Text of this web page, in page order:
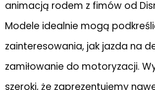
animacją rodem z fimów od
Modele idealnie mogą
zainteresowania, jak jazda na
zamiłowanie do motoryzacji.
szeroki, że zaprezentujemy